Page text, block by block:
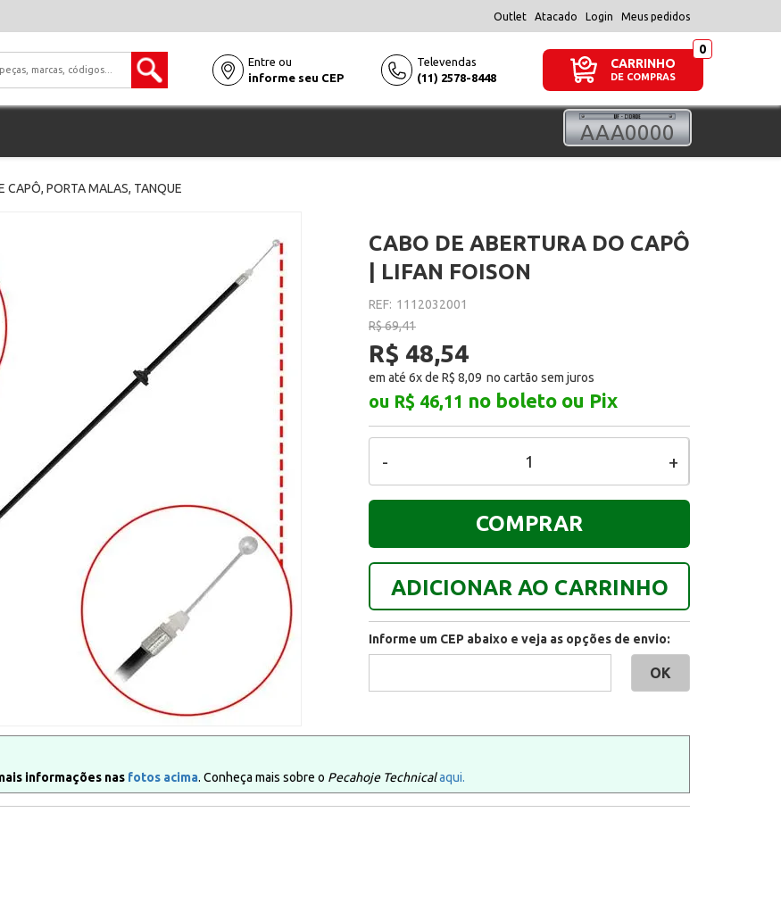
Outlet Atacado Login Meus pedidos
Entre ou
informe seu CEP
Televendas
(11) 2578-8448
CARRINHO
DE COMPRAS
CAPÔ, PORTA MALAS, TANQUE
CABO DE ABERTURA DO CAPÔ
| LIFAN FOISON
REF: 1112032001
R$ 69,41
R$ 48,54
em até 6x de R$ 8,09
ou R$ 46,11 no boleto ou Pix
+
-
ADICIONAR AO CARRINHO
COMPRAR
Informe um CEP abaixo e veja as opções de envio:
informações nas fotos acima. Conheça mais sobre o Pecahoje Technicalaqui.